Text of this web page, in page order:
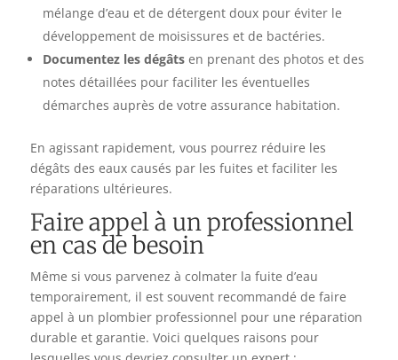
mélange d’eau et de détergent doux pour éviter le
développement de moisissures et de bactéries.
Documentez les dégâtsen prenant des photos et des
notes détaillées pour faciliter les éventuelles
démarches auprès de votre assurance habitation.
En agissant rapidement, vous pourrez réduire les
dégâts des eaux causés par les fuites et faciliter les
réparations ultérieures.
Faire appel à un professionnel
en cas de besoin
Même si vous parvenez à colmater la fuite d’eau
temporairement, il est souvent recommandé de faire
appel à un plombier professionnel pour une réparation
durable et garantie. Voici quelques raisons pour